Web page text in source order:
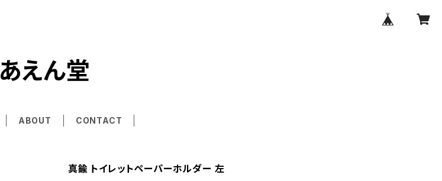
あえん堂
ABOUT CONTACT
真鍮 トイレットペーパーホルダー 左